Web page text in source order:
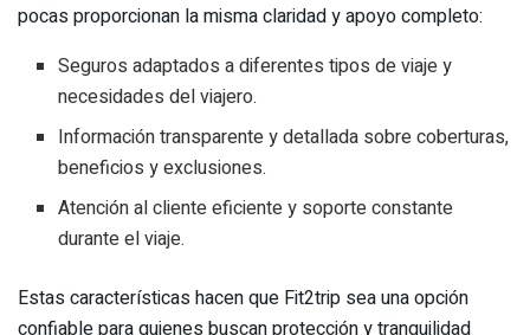
pocas proporcionan la misma claridad y apoyo completo:
Seguros adaptados a diferentes tipos de viaje y
necesidades del viajero.
Información transparente y detallada sobre coberturas,
beneficios y exclusiones.
Atención al cliente eficiente y soporte constante
durante el viaje.
Estas características hacen que Fit2trip sea una opción
confiable para quienes buscan protección y tranquilidad